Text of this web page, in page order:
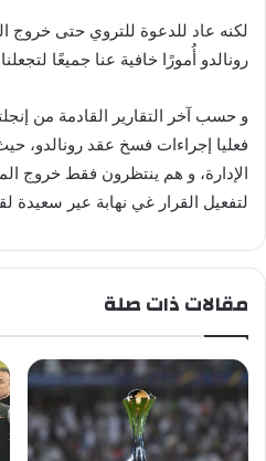
لكنه عاد للدعوة للتروي حتى خروج
رونالدو أُمورًا خافية عنا جميعًا
و حسب آخر التقارير القادمة من
فعليا إجراءات فسخ عقد رونالدو،
الإدارة، و هم ينتظرون فقط خروج
لتفعيل القرار غي نهابة عير سعيدة
مقالات ذات صلة